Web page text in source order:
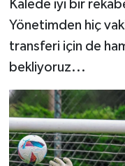
Kalede iyi bir
Yönetimden hiç
transferi için de
bekliyoruz...